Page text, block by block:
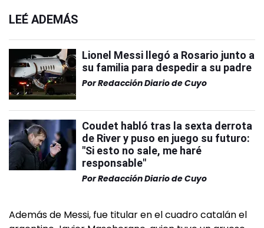
LEÉ ADEMÁS
Lionel Messi llegó a Rosario junto a
su familia para despedir a su padre
PorRedacción Diario de Cuyo
Coudet habló tras la sexta derrota
de River y puso en juego su futuro:
"Si esto no sale, me haré
responsable"
PorRedacción Diario de Cuyo
Además de Messi, fue titular en el cuadro catalán el